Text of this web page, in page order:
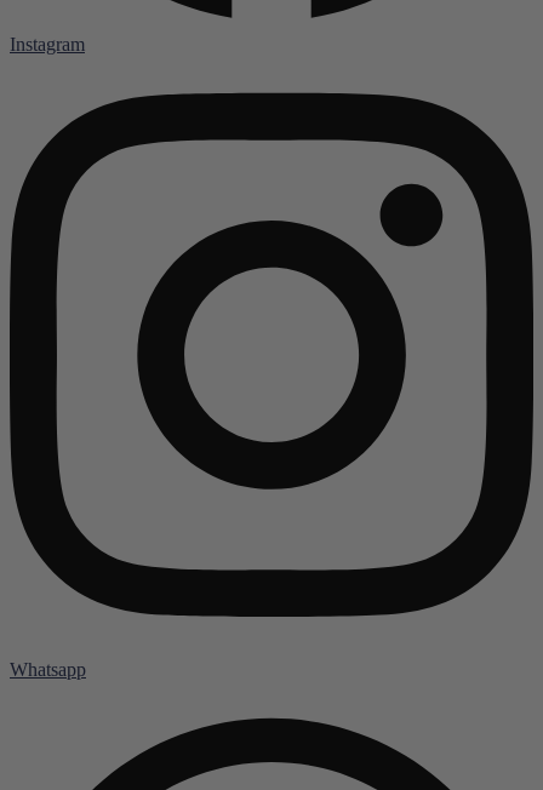
Instagram
Whatsapp